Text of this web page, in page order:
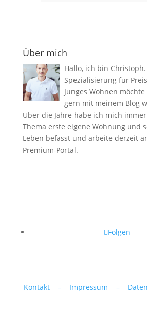
Über mich
Hallo, ich bin
Spezialisierung für
Junges Wohnen
gern mit meinem Blog
Über die Jahre habe ich mich
Thema erste eigene Wohnung und
Leben befasst und arbeite derzeit
Premium-Portal.
Folgen
Kontakt – Impressum –